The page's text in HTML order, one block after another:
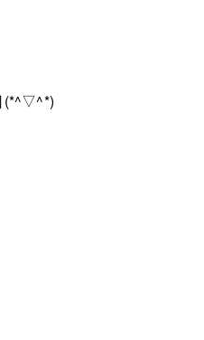
(*^▽^*)